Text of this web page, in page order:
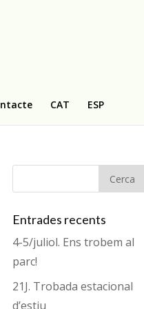
CAT ESP
Entrades recents
4-5/juliol. Ens trobem al
parc!
21J. Trobada estacional
d’estiu